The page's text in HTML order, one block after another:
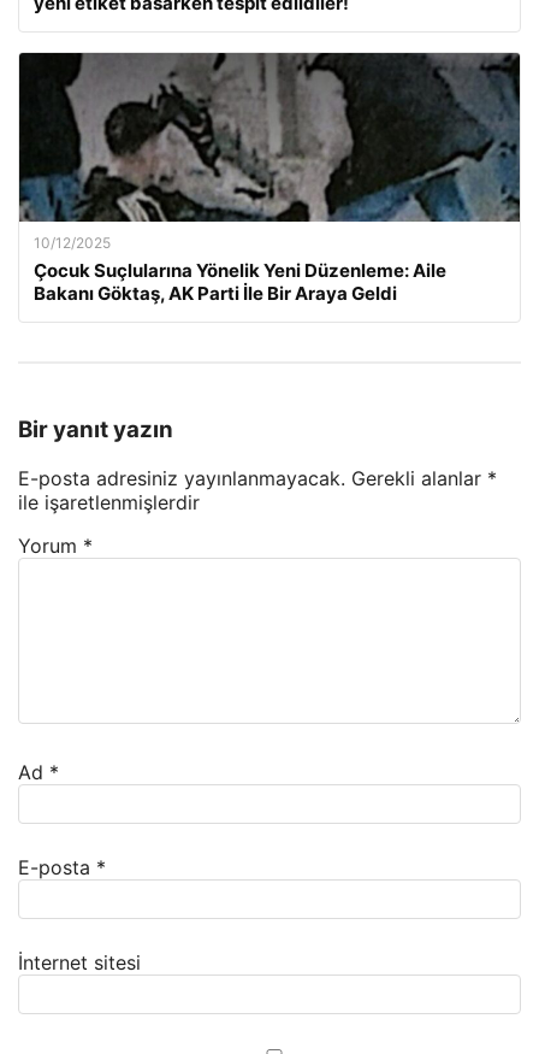
10/12/2025
Çocuk Suçlularına Yönelik Yeni Düzenleme: Aile
Bakanı Göktaş, AK Parti İle Bir Araya Geldi
Bir yanıt yazın
E-posta adresiniz yayınlanmayacak. Gerekli alanlar *
ile işaretlenmişlerdir
Yorum *
Ad *
E-posta *
İnternet sitesi